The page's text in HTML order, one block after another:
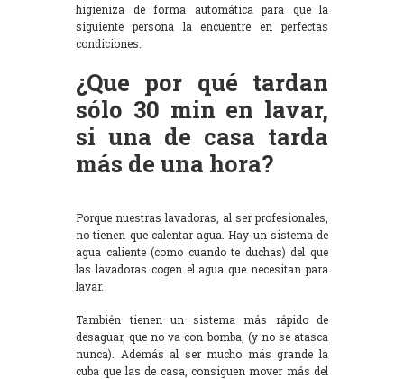
higieniza de forma automática para que la
siguiente persona la encuentre en perfectas
condiciones.
¿Que por qué tardan
sólo 30 min en lavar,
si una de casa tarda
más de una hora?
Porque nuestras lavadoras, al ser profesionales,
no tienen que calentar agua. Hay un sistema de
agua caliente (como cuando te duchas) del que
las lavadoras cogen el agua que necesitan para
lavar.
También tienen un sistema más rápido de
desaguar, que no va con bomba, (y no se atasca
nunca). Además al ser mucho más grande la
cuba que las de casa, consiguen mover más del